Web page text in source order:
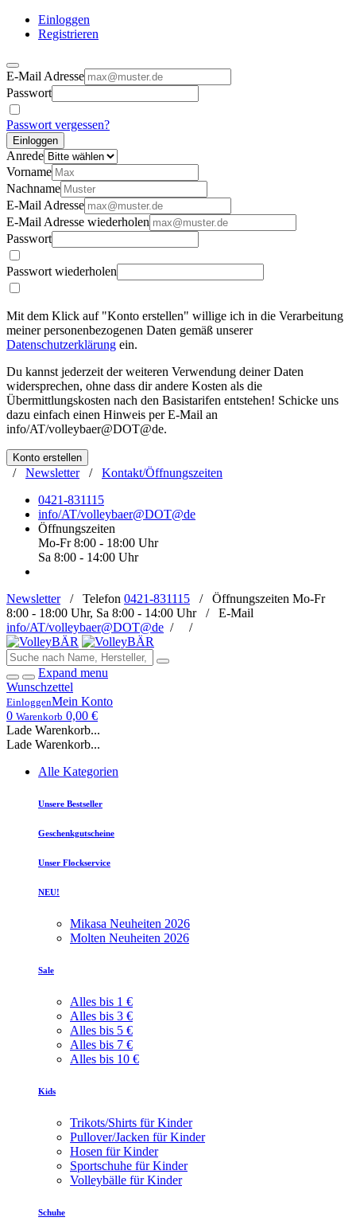
Einloggen
Registrieren
E-Mail Adresse
Passwort
Passwort vergessen?
Einloggen
Anrede
Vorname
Nachname
E-Mail Adresse
E-Mail Adresse wiederholen
Passwort
Passwort wiederholen
Mit dem Klick auf "Konto erstellen" willige ich in die Verarbeitung
meiner personenbezogenen Daten gemäß unserer
Datenschutzerklärung ein.
Du kannst jederzeit der weiteren Verwendung deiner Daten
widersprechen, ohne dass dir andere Kosten als die
Übermittlungskosten nach den Basistarifen entstehen! Schicke uns
dazu einfach einen Hinweis per E-Mail an
info/AT/volleybaer@DOT@de.
Konto erstellen
/ Newsletter/ Kontakt/Öffnungszeiten
0421-831115
info/AT/volleybaer@DOT@de
Öffnungszeiten
Mo-Fr 8:00 - 18:00 Uhr
Sa 8:00 - 14:00 Uhr
Newsletter/ Telefon 0421-831115 / Öffnungszeiten Mo-Fr
8:00 - 18:00 Uhr, Sa 8:00 - 14:00 Uhr / E-Mail
info/AT/volleybaer@DOT@de / /
Expand menu
Wunschzettel
EinloggenMein Konto
0 Warenkorb 0,00 €
Lade Warenkorb...
Lade Warenkorb...
Alle Kategorien
Unsere Bestseller
Geschenkgutscheine
Unser Flockservice
NEU!
Mikasa Neuheiten 2026
Molten Neuheiten 2026
Sale
Alles bis 1 €
Alles bis 3 €
Alles bis 5 €
Alles bis 7 €
Alles bis 10 €
Kids
Trikots/Shirts für Kinder
Pullover/Jacken für Kinder
Hosen für Kinder
Sportschuhe für Kinder
Volleybälle für Kinder
Schuhe